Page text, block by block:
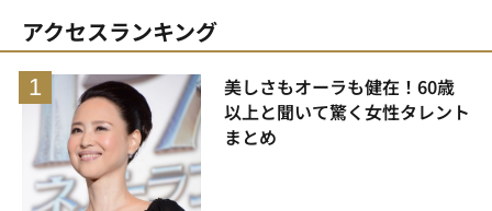
アクセスランキング
美しさもオーラも健在！60歳
以上と聞いて驚く女性タレント
まとめ